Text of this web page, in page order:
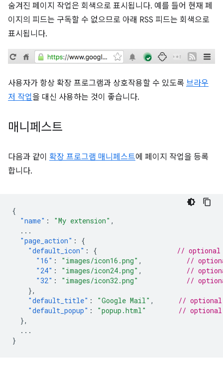
숨겨진 페이지 작업은 회색으로 표시됩니다. 예를 들어 현재 페
이지의 피드는 구독할 수 없으므로 아래 RSS 피드는 회색으로
표시됩니다.
사용자가 항상 확장 프로그램과 상호작용할 수 있도록 브라우
저 작업을 대신 사용하는 것이 좋습니다.
매니페스트
다음과 같이 확장 프로그램 매니페스트에 페이지 작업을 등록
합니다.
{
"name" : "My extension" ,
...
"page_action" :
{
"default_icon" : {
// optional
"16" : "images/icon16.png" ,
//
"24" : "images/icon24.png" ,
//
"32" : "images/icon32.png"
//
},
"default_title" : "Google Mail" ,
//
"default_popup" : "popup.html"
// optional
},
...
}